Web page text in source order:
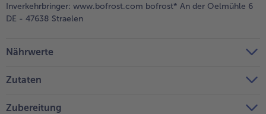
Inverkehrbringer: www.bofrost.com bofrost* An der Oelmühle 6
DE - 47638 Straelen
Nährwerte
Zutaten
Zubereitung